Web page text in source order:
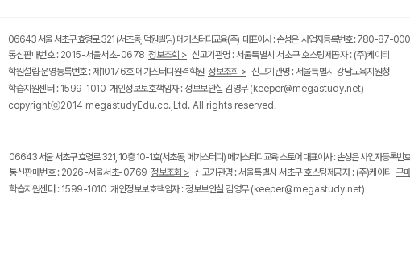
06643 서울 서초구 효령로 321 (서초동, 덕원빌딩) 메가스터디교육(주) 대표이사 : 손성은 사업자등록번호 : 780-87-
통신판매번호 : 2015-서울서초-0678 정보조회 > 신고기관명 : 서울특별시 서초구 호스팅제공자 : (주)케이티
학원설립·운영등록번호 : 제10176호 메가스터디원격학원 정보조회 > 신고기관명 : 서울특별시 강남교육지원청
학습지원센터 : 1599-1010 개인정보보호책임자 : 정보보안실 김영무(keeper@megastudy.net)
copyrightⓒ2014 megastudyEdu.co.,Ltd. All rights reserved.
06643 서울 서초구 효령로 321, 10층 10-1호(서초동, 메가스터디) 메가스터디교육 스토어 대표이사 : 손성은 사업자등
통신판매번호 : 2026-서울서초-0769 정보조회 > 신고기관명 : 서울특별시 서초구 호스팅제공자 : (주)케이티 구
학습지원센터 : 1599-1010 개인정보보호책임자 : 정보보안실 김영무(keeper@megastudy.net)